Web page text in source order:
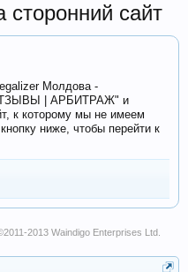
сторонний сайт
Молдова -
| АРБИТРАЖ" и
к которому мы не имеем
ниже, чтобы перейти к
2013 Waindigo Enterprises Ltd.